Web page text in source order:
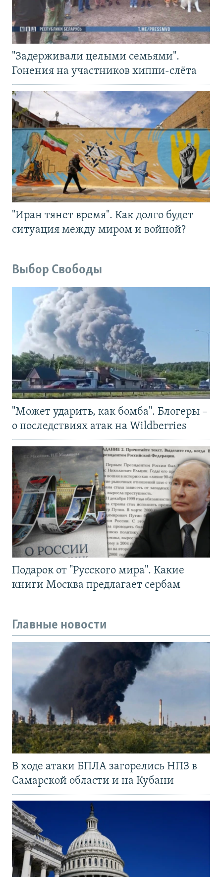
"Задерживали целыми семьями".
Гонения на участников хиппи-слёта
"Иран тянет время". Как долго будет
ситуация между миром и войной?
Выбор Свободы
"Может ударить, как бомба". Блогеры –
о последствиях атак на Wildberries
Подарок от "Русского мира". Какие
книги Москва предлагает сербам
Главные новости
В ходе атаки БПЛА загорелись НПЗ в
Самарской области и на Кубани